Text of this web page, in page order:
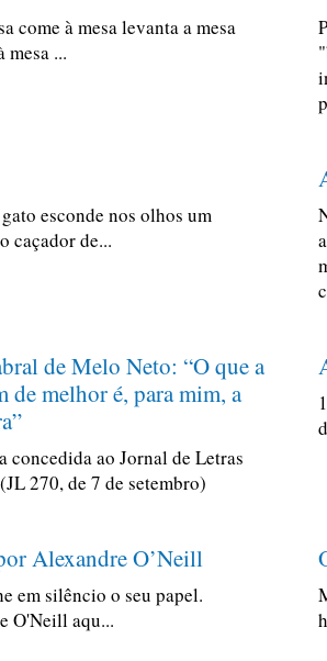
come à mesa levanta a mesa
mesa ...
esconde nos olhos um
caçador de...
de Melo Neto: “O que a
de melhor é, para mim, a
concedida ao Jornal de Letras
270, de 7 de setembro)
Alexandre O’Neill
em silêncio o seu papel.
O'Neill aqu...